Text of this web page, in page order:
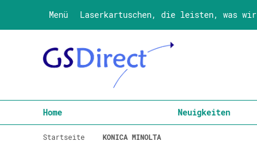
Menü Laserkartuschen, die leisten, was wir
Home Neuigkeiten
Startseite KONICA MINOLTA